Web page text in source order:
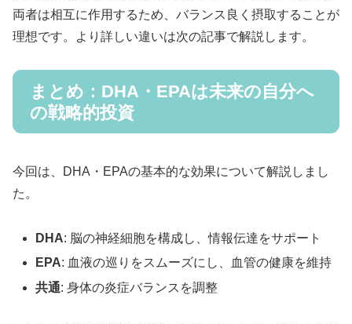
両者は相互に作用するため、バランス良く摂取することが
理想です。より詳しい違いは次の記事で解説します。
まとめ：DHA・EPAは未来の自分へ
の戦略的投資
今回は、DHA・EPAの基本的な効果について解説しまし
た。
DHA: 脳の神経細胞を構成し、情報伝達をサポート
EPA: 血液の巡りをスムーズにし、血管の健康を維持
共通: 身体の炎症バランスを調整